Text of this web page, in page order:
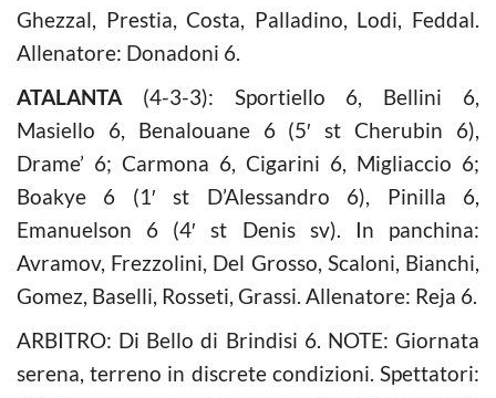
Ghezzal, Prestia, Costa, Palladino, Lodi, Feddal.
Allenatore: Donadoni 6.
ATALANTA (4-3-3): Sportiello 6, Bellini 6,
Masiello 6, Benalouane 6 (5′ st Cherubin 6),
Drame’ 6; Carmona 6, Cigarini 6, Migliaccio 6;
Boakye 6 (1′ st D’Alessandro 6), Pinilla 6,
Emanuelson 6 (4′ st Denis sv). In panchina:
Avramov, Frezzolini, Del Grosso, Scaloni, Bianchi,
Gomez, Baselli, Rosseti, Grassi. Allenatore: Reja 6.
ARBITRO: Di Bello di Brindisi 6. NOTE: Giornata
serena, terreno in discrete condizioni. Spettatori: